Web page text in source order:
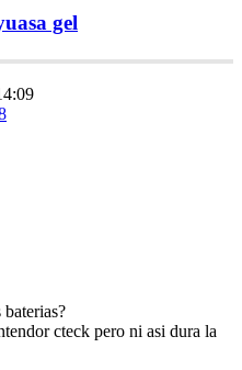
gel
cteck pero ni asi dura la